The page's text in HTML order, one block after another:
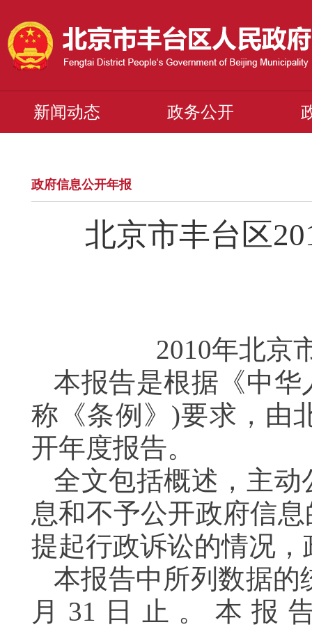
新闻动态 政务公开
政府信息公开年报
北京市丰台区
2010年北京
本报告是根据《中
称《条例》)要求，由
开年度报告。
全文包括概述，主
息和不予公开政府信
提起行政诉讼的情况
本报告中所列数据的
月31日止。本报